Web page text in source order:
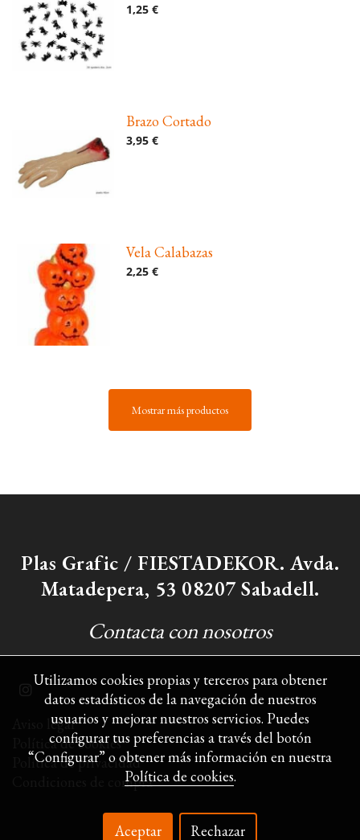
1,25 €
Brazo Cortado
3,95 €
Vela Calabazas
2,25 €
Mostrar más productos
Plas Grafic / FIESTADEKOR. Avda.
Matadepera, 53 08207 Sabadell.
Contacta con nosotros
Aviso legal
Política de cookies
Política de privacidad
Condiciones de compra
Utilizamos cookies propias y terceros para obtener
datos estadísticos de la navegación de nuestros
usuarios y mejorar nuestros servicios. Puedes
configurar tus preferencias a través del botón
“Configurar” o obtener más información en nuestra
Política de cookies.
Aceptar Rechazar